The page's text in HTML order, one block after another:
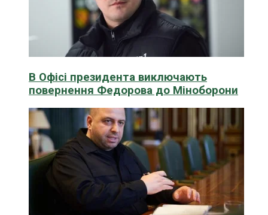
В Офісі президента виключають
повернення Федорова до Міноборони